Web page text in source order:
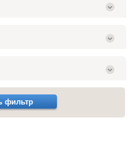
фильтр